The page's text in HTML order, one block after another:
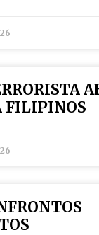
FILIPINOS